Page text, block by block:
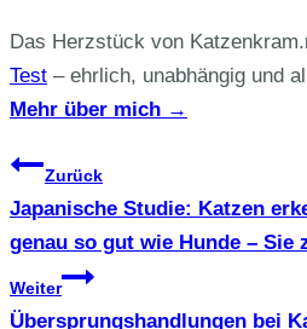
Das Herzstück von
Test – ehrlich, unabhängig und
Mehr über mich →
Beitragsnavigation
Zurück
Japanische Studie: Katzen
genau so gut wie Hunde – Sie
Weiter
Übersprungshandlungen bei